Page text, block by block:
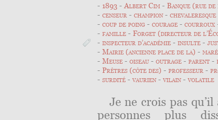
1893 Albert Cim
Banque (rue
censeur
champion
chevaleresque
coup de poing
courage
courroux
famille
Forget (directeur de
inspecteur d’académie
insulte
Mairie (ancienne place de la)
Meuse
oiseau outrage parent
Prêtres (côte des)
professeur
surdité
vaurien vilain volatile
Je ne crois pas
personnes plus